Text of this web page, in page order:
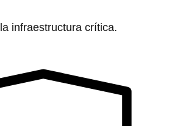
infraestructura crítica.